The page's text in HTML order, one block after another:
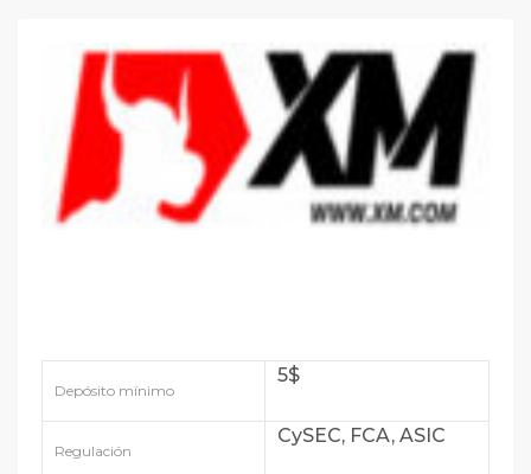
Depósito mínimo
5$
Regulación
CySEC, FCA, ASIC